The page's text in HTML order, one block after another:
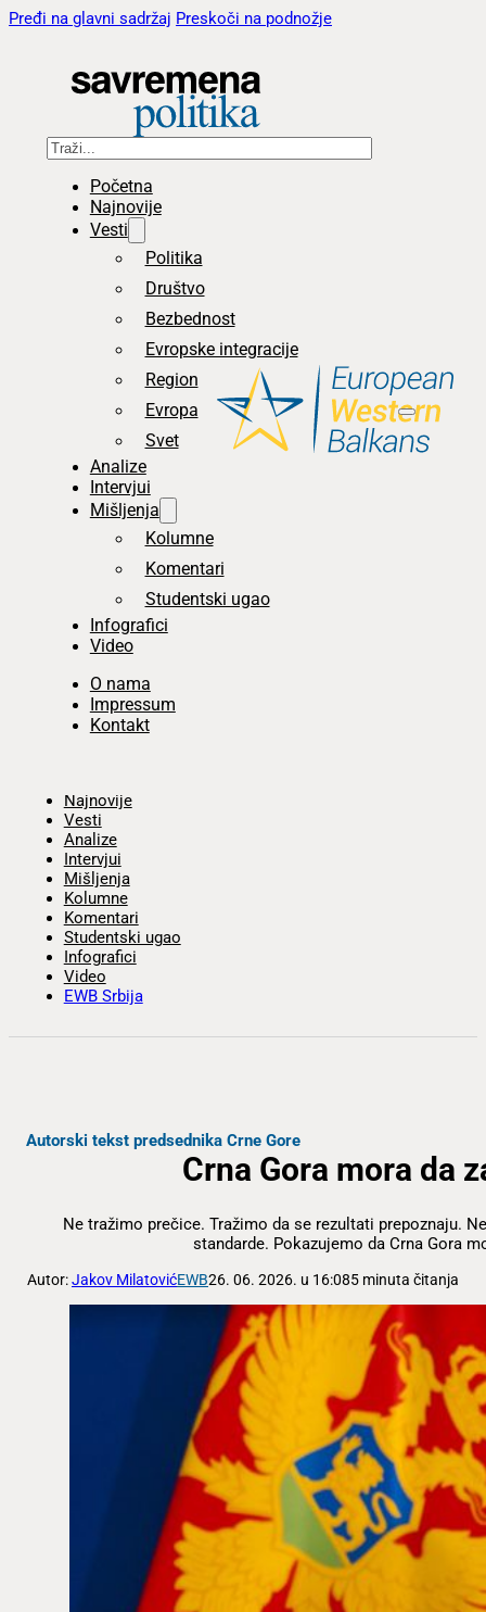
Pređi na glavni sadržaj Preskoči na podnožje
Pretraga
Početna
Najnovije
Vesti
Politika
Društvo
Bezbednost
Evropske integracije
Region
Evropa
Svet
Analize
Intervjui
Mišljenja
Kolumne
Komentari
Studentski ugao
Infografici
Video
O nama
Impressum
Kontakt
Najnovije
Vesti
Analize
Intervjui
Mišljenja
Kolumne
Komentari
Studentski ugao
Infografici
Video
EWB Srbija
Autorski tekst predsednika Crne Gore
Crna Gora mora da
Ne tražimo prečice. Tražimo da se rezultati prepoznaju.
standarde. Pokazujemo da Crna Gora
Autor:Jakov MilatovićEWB26. 06. 2026. u 16:085 minuta čitanja